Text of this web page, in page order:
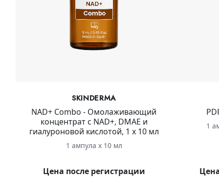
SKINDERMA
NAD+ Combo - Омолаживающий
концентрат с NAD+, DMAE и
гиалуроновой кислотой, 1 х 10 мл
1 ампула х 10 мл
Цена после регистрации
1